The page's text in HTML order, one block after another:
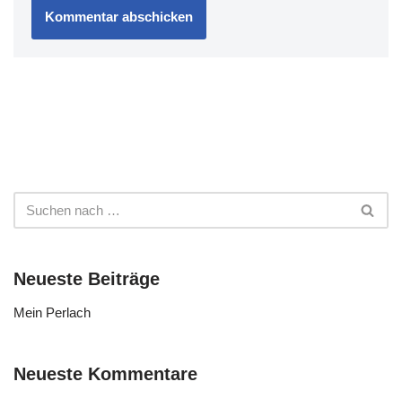
Neueste Beiträge
Mein Perlach
Neueste Kommentare